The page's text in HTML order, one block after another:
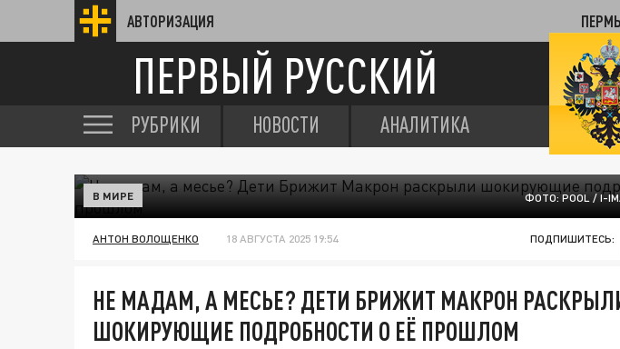
АВТОРИЗАЦИЯ ПЕРМЬ
ПЕРВЫЙ РУССКИЙ
РУБРИКИ НОВОСТИ АНАЛИТИКА
ФОТО: POOL / I-
В МИРЕ
АНТОН ВОЛОЩЕНКО 18 АВГУСТА 2025 19:54 ПОДПИШИТЕСЬ:
НЕ МАДАМ, А МЕСЬЕ? ДЕТИ БРИЖИТ МАКРОН
ШОКИРУЮЩИЕ ПОДРОБНОСТИ О ЕЁ ПРОШЛОМ